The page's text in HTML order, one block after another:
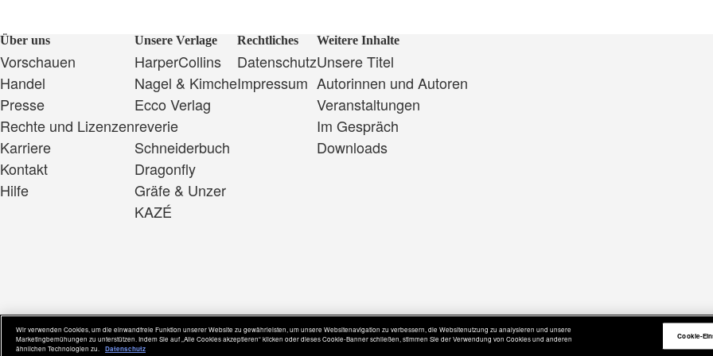
Über uns
Vorschauen
Handel
Presse
Rechte und Lizenzen
Karriere
Kontakt
Hilfe
Unsere Verlage
HarperCollins
Nagel & Kimche
Ecco Verlag
reverie
Schneiderbuch
Dragonfly
Gräfe & Unzer
KAZÉ
Rechtliches
Datenschutz
Impressum
Weitere Inhalte
Unsere Titel
Autorinnen und Autoren
Veranstaltungen
Im Gespräch
Downloads
Wir verwenden Cookies, um die einwandfreie Funktion unserer Website zu gewährleisten, um unsere Websitenavigation zu verbessern, die Websitenutzung zu analysieren und unsere
Marketingbemühungen zu unterstützen. Indem Sie auf „Alle Cookies akzeptieren“ klicken oder dieses Cookie-Banner schließen, stimmen Sie der Verwendung von Cookies und anderen
ähnlichen Technologien zu.
Datenschutz
Cookie-